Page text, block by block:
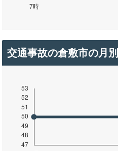
交通事故の倉敷市の月